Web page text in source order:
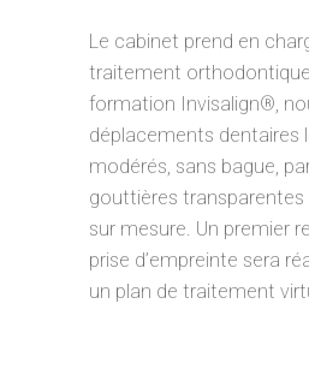
Le cabinet prend en
traitement
formation Invisalign®,
déplacements dentaires
modérés, sans bague,
gouttières
sur mesure. Un premier
prise d’empreinte sera
un plan de traitement